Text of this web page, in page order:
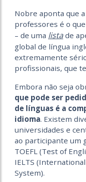
Nobre aponta que
professores é o
– de uma lista de
global de língua
extremamente
profissionais, que
Embora não seja
que pode ser
de línguas é a
idioma. Existem
universidades e
ao participante um
TOEFL (Test of
IELTS
System).